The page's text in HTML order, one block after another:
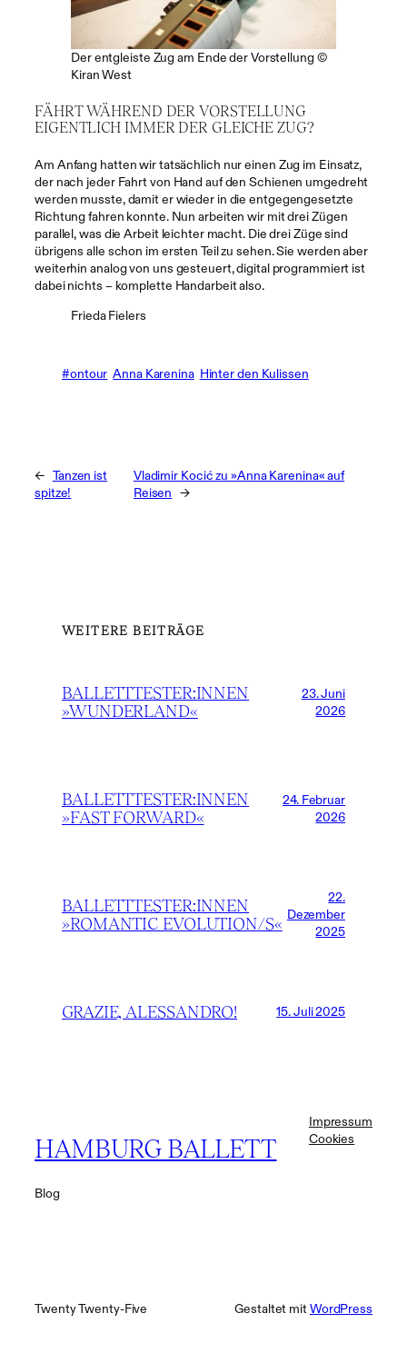
Der entgleiste Zug am Ende der Vorstellung ©
Kiran West
FÄHRT WÄHREND DER VORSTELLUNG
EIGENTLICH IMMER DER GLEICHE ZUG?
Am Anfang hatten wir tatsächlich nur einen Zug im Einsatz,
der nach jeder Fahrt von Hand auf den Schienen umgedreht
werden musste, damit er wieder in die entgegengesetzte
Richtung fahren konnte. Nun arbeiten wir mit drei Zügen
parallel, was die Arbeit leichter macht. Die drei Züge sind
übrigens alle schon im ersten Teil zu sehen. Sie werden aber
weiterhin analog von uns gesteuert, digital programmiert ist
dabei nichts – komplette Handarbeit also.
Frieda Fielers
#ontour Anna Karenina Hinter den Kulissen
← Tanzen ist
spitze!
Vladimir Kocić zu »Anna Karenina« auf
Reisen →
WEITERE BEITRÄGE
BALLETTTESTER:INNEN
»WUNDERLAND«
23. Juni
2026
BALLETTTESTER:INNEN
»FAST FORWARD«
24. Februar
2026
BALLETTTESTER:INNEN
»ROMANTIC EVOLUTION/S«
22.
Dezember
2025
GRAZIE, ALESSANDRO! 15. Juli 2025
HAMBURG BALLETT
Blog
Impressum
Cookies
Twenty Twenty-Five Gestaltet mitWordPress